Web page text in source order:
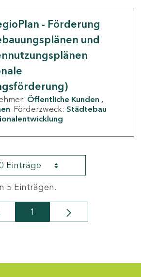
- Förderung
und
Öffentliche Kunden
Förderzweck: Städtebau
Einträge
5 Einträgen.
Seite
1